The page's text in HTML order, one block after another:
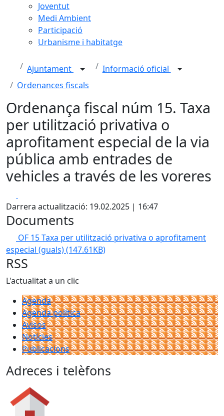
Joventut
Medi Ambient
Participació
Urbanisme i habitatge
Ajuntament
Informació oficial
Ordenances fiscals
Ordenança fiscal núm 15. Taxa
per utilització privativa o
aprofitament especial de la via
pública amb entrades de
vehicles a través de les voreres
Darrera actualització: 19.02.2025 | 16:47
Documents
OF 15 Taxa per utilització privativa o aprofitament
especial (guals)(147.61KB)
RSS
L'actualitat a un clic
Agenda
Agenda política
Avisos
Notícies
Publicacions
Adreces i telèfons